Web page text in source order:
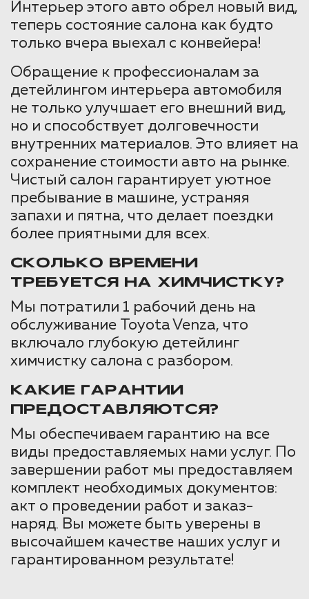
Интерьер этого авто обрел новый вид,
теперь состояние салона как будто
только вчера выехал с конвейера!
Обращение к профессионалам за
детейлингом интерьера автомобиля
не только улучшает его внешний вид,
но и способствует долговечности
внутренних материалов. Это влияет на
сохранение стоимости авто на рынке.
Чистый салон гарантирует уютное
пребывание в машине, устраняя
запахи и пятна, что делает поездки
более приятными для всех.
СКОЛЬКО ВРЕМЕНИ
ТРЕБУЕТСЯ НА ХИМЧИСТКУ?
Мы потратили 1 рабочий день на
обслуживание Toyota Venza, что
включало глубокую детейлинг
химчистку салона с разбором.
КАКИЕ ГАРАНТИИ
ПРЕДОСТАВЛЯЮТСЯ?
Мы обеспечиваем гарантию на все
виды предоставляемых нами услуг. По
завершении работ мы предоставляем
комплект необходимых документов:
акт о проведении работ и заказ-
наряд. Вы можете быть уверены в
высочайшем качестве наших услуг и
гарантированном результате!